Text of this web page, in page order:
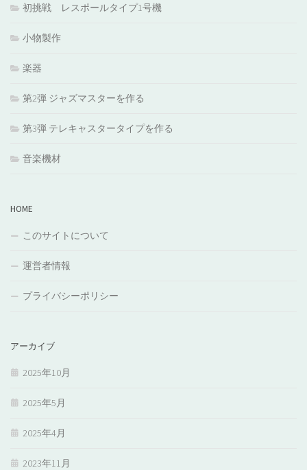
初挑戦 レスポールタイプ1号機
小物製作
楽器
第2弾 ジャズマスターを作る
第3弾 テレキャスタータイプを作る
音楽機材
HOME
このサイトについて
運営者情報
プライバシーポリシー
アーカイブ
2025年10月
2025年5月
2025年4月
2023年11月